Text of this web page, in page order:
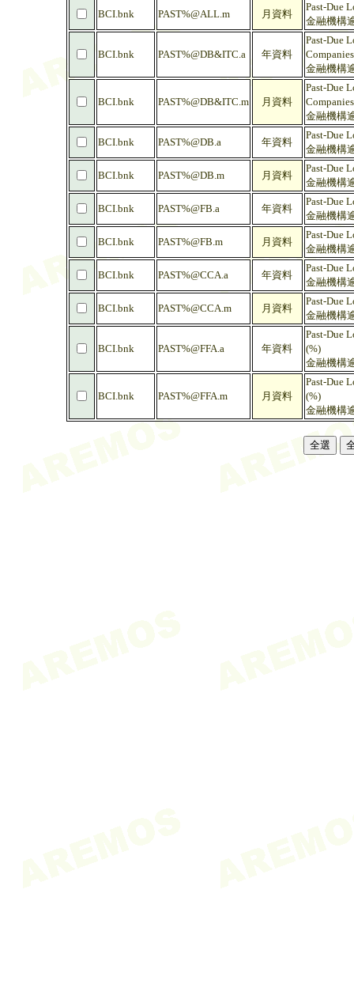
BCI.bnk PAST%@ALL.m 月資料
Past-Due
金融機構
BCI.bnk PAST%@DB&ITC.a 年資料
Past-Due
金融機構
BCI.bnk PAST%@DB&ITC.m 月資料
Past-Due
金融機構
BCI.bnk PAST%@DB.a 年資料
Past-Due
金融機構
BCI.bnk PAST%@DB.m 月資料
Past-Due
金融機構
BCI.bnk PAST%@FB.a 年資料
Past-Due
金融機構
BCI.bnk PAST%@FB.m 月資料
Past-Due
金融機構
BCI.bnk PAST%@CCA.a 年資料
Past-Due
金融機構
BCI.bnk PAST%@CCA.m 月資料
Past-Due
金融機構
BCI.bnk PAST%@FFA.a 年資料
Past-Due
(%)
金融機構
BCI.bnk PAST%@FFA.m 月資料
Past-Due
(%)
金融機構